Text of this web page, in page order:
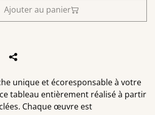
Ajouter au panier
unique et écoresponsable à votre
tableau entièrement réalisé à partir
Chaque œuvre est